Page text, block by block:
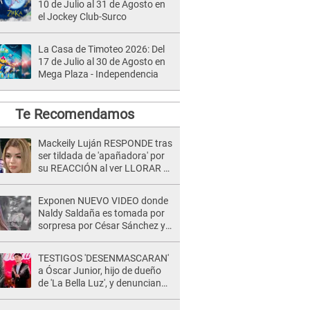
10 de Julio al 31 de Agosto en
el Jockey Club-Surco
La Casa de Timoteo 2026: Del
17 de Julio al 30 de Agosto en
Mega Plaza - Independencia
Te Recomendamos
Mackeily Luján RESPONDE tras
ser tildada de 'apañadora' por
su REACCIÓN al ver LLORAR a
Exponen NUEVO VIDEO donde
Naldy Saldaña es tomada por
sorpresa por César Sánchez y
TESTIGOS 'DESENMASCARAN'
a Óscar Junior, hijo de dueño
de 'La Bella Luz', y denuncian